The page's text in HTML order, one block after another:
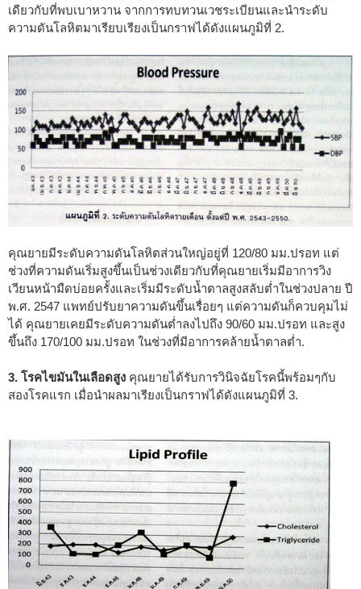
เดียวกับที่พบเบาหวาน จากการทบทวนเวชระเบียนและนำระดับ
ความดันโลหิตมาเรียบเรียงเป็นกราฟได้ดังแผนภูมิที่ 2.
คุณยายมีระดับความดันโลหิตส่วนใหญ่อยู่ที่ 120/80 มม.ปรอท แต่
ช่วงที่ความดันเริ่มสูงขึ้นเป็นช่วงเดียวกับที่คุณยายเริ่มมีอาการวิง
เวียนหน้ามืดบ่อยครั้งและเริ่มมีระดับน้ำตาลสูงสลับต่ำในช่วงปลาย ปี
พ.ศ. 2547 แพทย์ปรับยาความดันขึ้นเรื่อยๆ แต่ความดันก็ควบคุมไม่
ได้ คุณยายเคยมีระดับความดันต่ำลงไปถึง 90/60 มม.ปรอท และสูง
ขึ้นถึง 170/100 มม.ปรอท ในช่วงที่มีอาการคล้ายน้ำตาลต่ำ.
3. โรคไขมันในเลือดสูง คุณยายได้รับการวินิจฉัยโรคนี้พร้อมๆกับ
สองโรคแรก เมื่อนำผลมาเรียงเป็นกราฟได้ดังแผนภูมิที่ 3.